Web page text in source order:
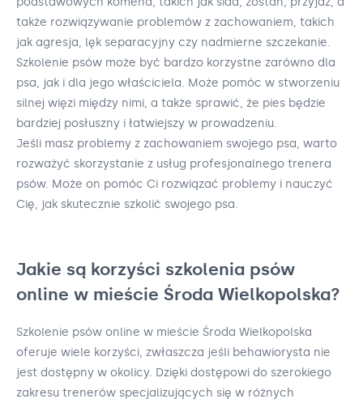
także rozwiązywanie problemów z zachowaniem, takich
jak agresja, lęk separacyjny czy nadmierne szczekanie.
Szkolenie psów może być bardzo korzystne zarówno dla
psa, jak i dla jego właściciela. Może pomóc w stworzeniu
silnej więzi między nimi, a także sprawić, że pies będzie
bardziej posłuszny i łatwiejszy w prowadzeniu.
Jeśli masz problemy z zachowaniem swojego psa, warto
rozważyć skorzystanie z usług profesjonalnego trenera
psów. Może on pomóc Ci rozwiązać problemy i nauczyć
Cię, jak skutecznie szkolić swojego psa.
Jakie są korzyści szkolenia psów
online w mieście Środa Wielkopolska?
Szkolenie psów online w mieście Środa Wielkopolska
oferuje wiele korzyści, zwłaszcza jeśli behawiorysta nie
jest dostępny w okolicy. Dzięki dostępowi do szerokiego
zakresu trenerów specjalizujących się w różnych